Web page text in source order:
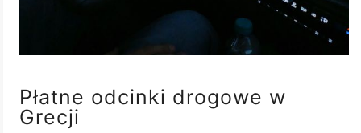
Płatne odcinki drogowe w
Grecji